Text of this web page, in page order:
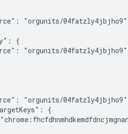
"orgunits/04fatzly4jbjho9"
{
"orgunits/04fatzly4jbjho9"
"orgunits/
{